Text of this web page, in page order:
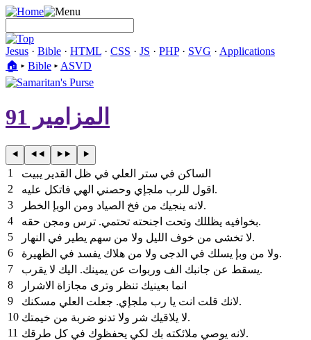
Jesus · Bible · HTML · CSS · JS · PHP· SVG · Applications
🏠︎ ▸ Bible ▸ ASVD
المزامير 91
1
الساكن في ستر العلي في ظل القدير يبيت
2
اقول للرب ملجإي وحصني الهي فاتكل عليه‎.
3
‎لانه ينجيك من فخ الصياد ومن الوبإ الخطر‎.
4
‎بخوافيه يظللك وتحت اجنحته تحتمي. ترس ومجن حقه‎.
5
‎لا تخشى من خوف الليل ولا من سهم يطير في النهار‎.
6
‎ولا من وبإ يسلك في الدجى ولا من هلاك يفسد في الظهيرة‎.
7
‎يسقط عن جانبك الف وربوات عن يمينك. اليك لا يقرب‎.
8
‎انما بعينيك تنظر وترى مجازاة الاشرار
9
لانك قلت انت يا رب ملجإي. جعلت العلي مسكنك‎.
10
‎لا يلاقيك شر ولا تدنو ضربة من خيمتك‎.
11
‎لانه يوصي ملائكته بك لكي يحفظوك في كل طرقك‎.